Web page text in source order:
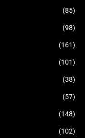
(85)
(98)
(161)
(101)
(38)
(57)
(148)
(102)